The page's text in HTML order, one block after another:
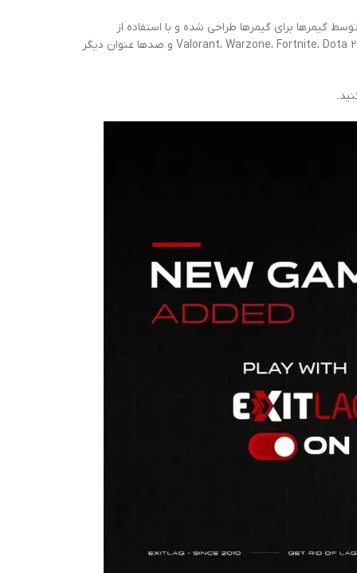
گیمرها برای گیمرها طراحی شده و با استفاده از
مسیرهای ارتباطی بهینه و الگوریتم‌های هوشمند، تجربه‌ای روان، سریع و بدون قطعی در بازی‌هایی مانند Valorant، Warzone، Fortnite، Dota 2، League of Legends و صدها عنوان دیگر